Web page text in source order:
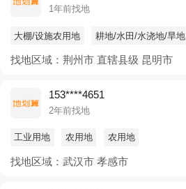
1年前找地
大棚/设施农用地 耕地/水田/水浇地/旱地
找地区域：荆州市 直辖县级 昆明市
153****4651
2年前找地
工业用地 农用地 农用地
找地区域：武汉市 孝感市